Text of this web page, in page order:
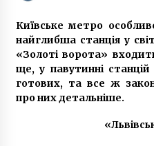
Делікатна
кондилом?
6 років ago
У бойових
2 роки ago
Київське метро
найглибша станція у
«Золоті ворота»
ще, у павутинні
готових, та все ж
про них детальніше.